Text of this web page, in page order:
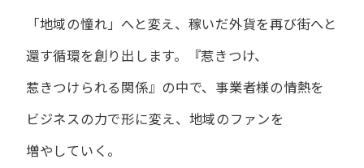
「地域の​憧れ」へと​変え、 稼いだ外貨を​再び街へと​
還す循環を​創り出します。
『惹きつけ、​
惹きつけられる​関係』の​中で、​事業者様の​情熱を​
ビジネスの​力で​形に​変え、 地域の​ファンを​
増やしていく。